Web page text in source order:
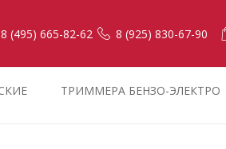
8 (495) 665-82-62 8 (925) 830-67-90
ТРИММЕРА БЕНЗО-ЭЛЕКТРО